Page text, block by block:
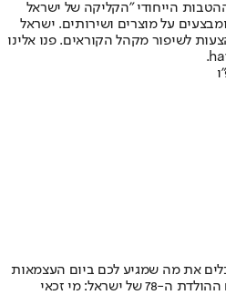
הייחודי "הקליקה של ישראל
על מוצרים ושירותים. ישראל
לשיפור מקהל הקוראים. פנו אלינו
את מה שמגיע לכם ביום העצמאות
כך תשמרו על הזכויות שלכם ביום ההולדת ה-78 של ישראל: מי זכאי